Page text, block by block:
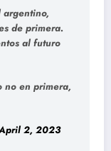
argentino,
de primera.
al futuro
no en primera,
2, 2023